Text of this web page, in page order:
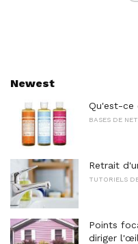
Newest
Qu'est-ce
BASES DE
Retrait
TUTORIELS
Points
diriger